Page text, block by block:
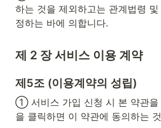
하는 것을 제외하고는 관계법령
정하는 바에 의합니다.
제 2 장 서비스 이용 계약
제5조 (이용계약의 성립)
① 서비스 가입 신청 시 본 약관을
을 클릭하면 이 약관에 동의하는